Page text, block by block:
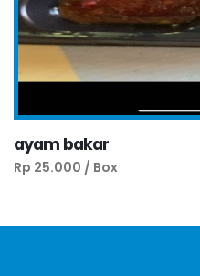
ayam bakar
Rp 25.000 / Box